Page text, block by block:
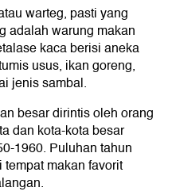
warteg, pasti yang
adalah warung makan
kaca berisi aneka
usus, ikan goreng,
jenis sambal.
besar dirintis oleh orang
dan kota-kota besar
1960. Puluhan tahun
makan favorit